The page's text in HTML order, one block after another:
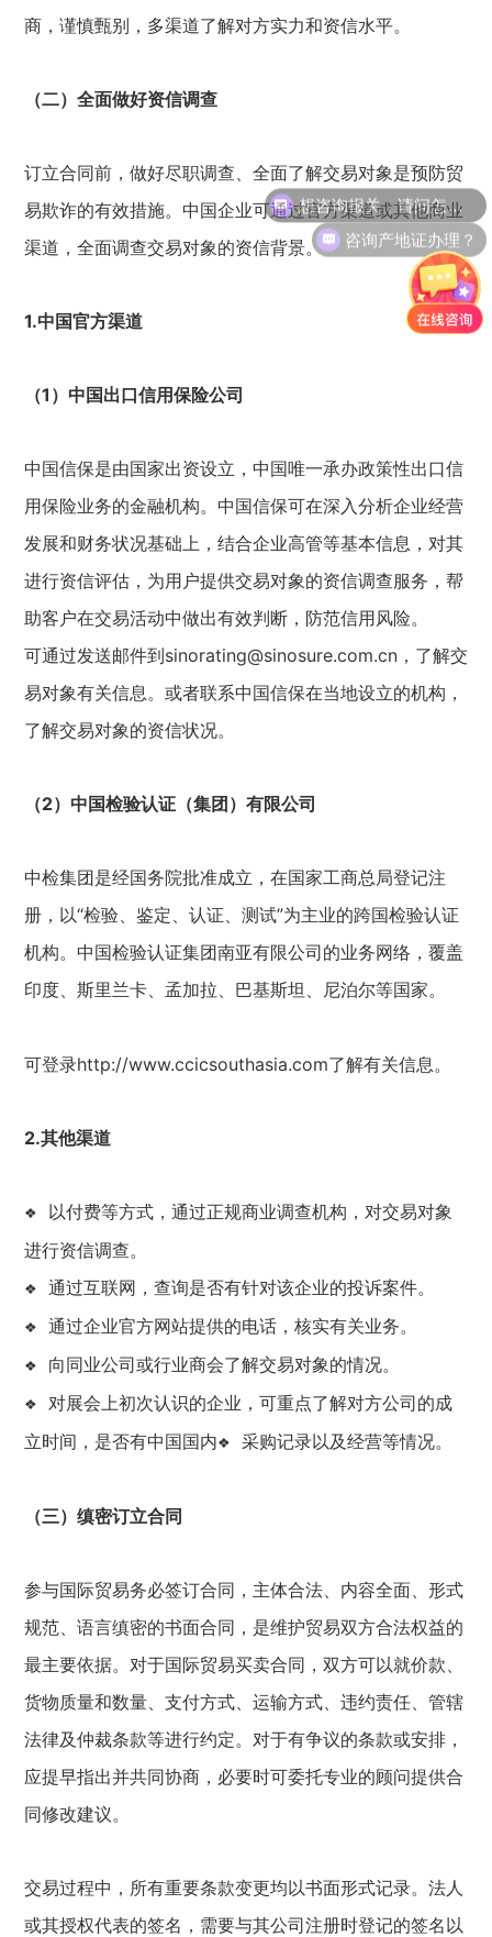
商，谨慎甄别，多渠道了解对方实力和资信水平。
（二）全面做好资信调查
订立合同前，做好尽职调查、全面了解交易对象是预防贸
易欺诈的有效措施。中国企业可通过官方渠道或其他商业
渠道，全面调查交易对象的资信背景。
1.中国官方渠道
（1）中国出口信用保险公司
中国信保是由国家出资设立，中国唯一承办政策性出口信
用保险业务的金融机构。中国信保可在深入分析企业经营
发展和财务状况基础上，结合企业高管等基本信息，对其
进行资信评估，为用户提供交易对象的资信调查服务，帮
助客户在交易活动中做出有效判断，防范信用风险。
可通过发送邮件到sinorating@sinosure.com.cn，了解交
易对象有关信息。或者联系中国信保在当地设立的机构，
了解交易对象的资信状况。
（2）中国检验认证（集团）有限公司
中检集团是经国务院批准成立，在国家工商总局登记注
册，以“检验、鉴定、认证、测试”为主业的跨国检验认证
机构。中国检验认证集团南亚有限公司的业务网络，覆盖
印度、斯里兰卡、孟加拉、巴基斯坦、尼泊尔等国家。
可登录http://www.ccicsouthasia.com了解有关信息。
2.其他渠道
❖
以付费等方式，通过正规商业调查机构，对交易对象
进行资信调查。
❖ 通过互联网，查询是否有针对该企业的投诉案件。
❖ 通过企业官方网站提供的电话，核实有关业务。
❖ 向同业公司或行业商会了解交易对象的情况。
❖
对展会上初次认识的企业，可重点了解对方公司的成
立时间，是否有中国国内❖ 采购记录以及经营等情况。
（三）缜密订立合同
参与国际贸易务必签订合同，主体合法、内容全面、形式
规范、语言缜密的书面合同，是维护贸易双方合法权益的
最主要依据。对于国际贸易买卖合同，双方可以就价款、
货物质量和数量、支付方式、运输方式、违约责任、管辖
法律及仲裁条款等进行约定。对于有争议的条款或安排，
应提早指出并共同协商，必要时可委托专业的顾问提供合
同修改建议。
交易过程中，所有重要条款变更均以书面形式记录。法人
或其授权代表的签名，需要与其公司注册时登记的签名以
想咨询报关，请问怎么收费？
咨询产地证办理？